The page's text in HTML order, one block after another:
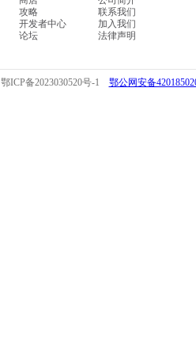
攻略
开发者中心
论坛
联系我们
加入我们
法律声明
鄂ICP备2023030520号-1 鄂公网安备